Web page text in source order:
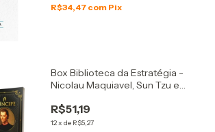
R$34,47 com Pix
Box Biblioteca da Estratégia -
Nicolau Maquiavel, Sun Tzu e
R$51,19
12x de R$5,27